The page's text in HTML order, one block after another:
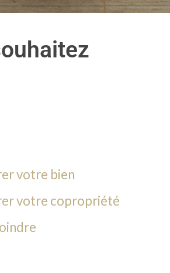
votre bien
votre copropriété